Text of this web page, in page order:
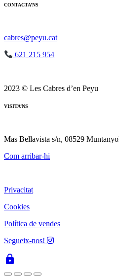
CONTACTA’NS
cabres@peyu.cat
621 215 954
2023 © Les Cabres d’en Peyu
VISITA’NS
Mas Bellavista s/n, 08529
Com arribar-hi
Privacitat
Cookies
Política de vendes
Segueix-nos!
lock